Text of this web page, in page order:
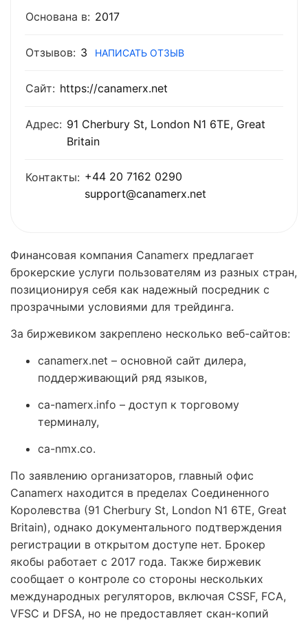
Основана в: 2017
Отзывов: 3 НАПИСАТЬ ОТЗЫВ
Сайт: https://canamerx.net
Адрес: 91 Cherbury St, London N1 6TE, Great
Britain
Контакты: +44 20 7162 0290
support@canamerx.net
Финансовая компания Canamerx предлагает
брокерские услуги пользователям из разных стран,
позиционируя себя как надежный посредник с
прозрачными условиями для трейдинга.
За биржевиком закреплено несколько веб-сайтов:
canamerx.net – основной сайт дилера,
поддерживающий ряд языков,
ca-namerx.info – доступ к торговому
терминалу,
ca-nmx.co.
По заявлению организаторов, главный офис
Canamerx находится в пределах Соединенного
Королевства (91 Cherbury St, London N1 6TE, Great
Britain), однако документального подтверждения
регистрации в открытом доступе нет. Брокер
якобы работает с 2017 года. Также биржевик
сообщает о контроле со стороны нескольких
международных регуляторов, включая CSSF, FCA,
VFSC и DFSA, но не предоставляет скан-копий